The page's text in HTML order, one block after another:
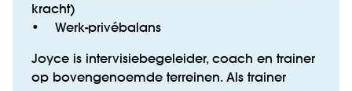
kracht)
• Werk-privébalans
Joyce is intervisiebegeleider, coach en trainer
op bovengenoemde terreinen. Als trainer